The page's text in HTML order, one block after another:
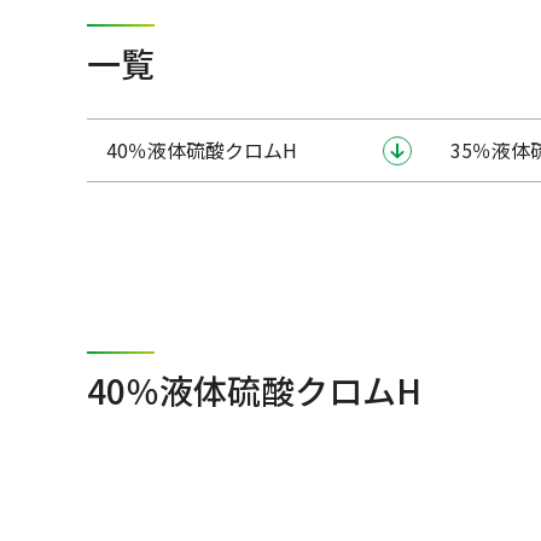
一覧
40％液体硫酸クロムH 35％液体
40％液体硫酸クロムH